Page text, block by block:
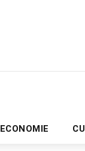
ECONOMIE